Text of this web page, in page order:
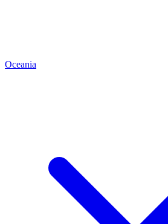
Oceania